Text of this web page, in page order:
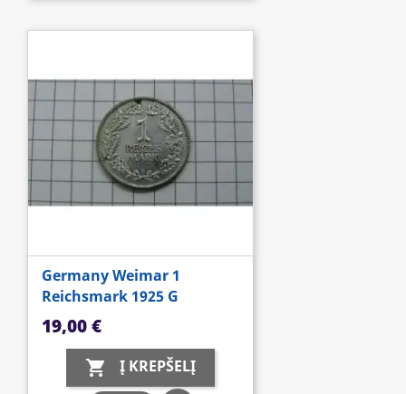
Germany Weimar 1
Reichsmark 1925 G
Kaina
19,00 €
 Į KREPŠELĮ